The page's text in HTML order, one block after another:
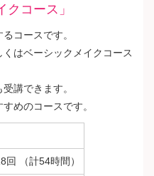
クコース」
コースです。
はベーシックメイクコース
講できます。
めのコースです。
回 （計54時間）